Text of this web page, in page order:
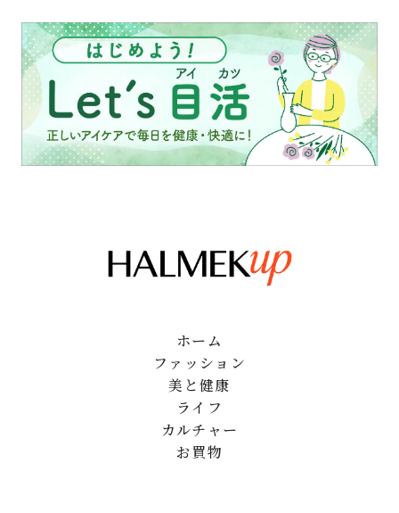
ホーム
ファッション
美と健康
ライフ
カルチャー
お買物